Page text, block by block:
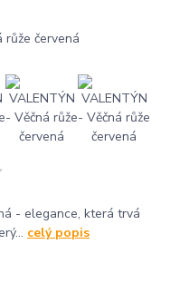
- elegance, která trvá
celý popis